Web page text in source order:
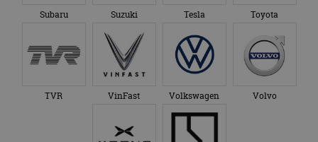
Subaru Suzuki Tesla Toyota
TVR VinFast Volkswagen Volvo